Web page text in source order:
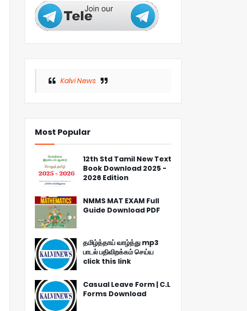
Kalvi News
Most Popular
12th Std Tamil New Text
Book Download 2025 -
2026 Edition
NMMS MAT EXAM Full
Guide Download PDF
தமிழ்த்தாய் வாழ்த்து mp3
பாடல் பதிவிறக்கம் செய்ய
click this link
Casual Leave Form | C.L
Forms Download